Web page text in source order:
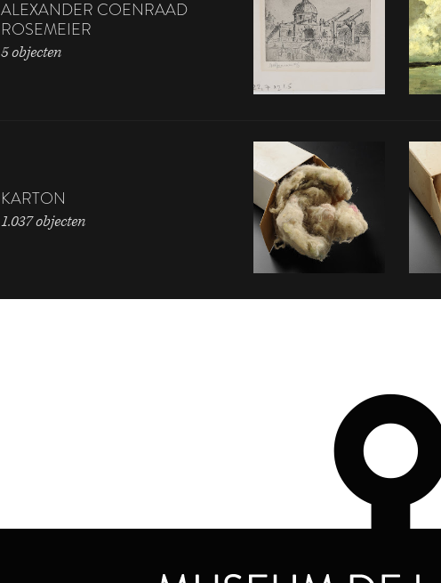
ALEXANDER COENRAAD
ROSEMEIER
5 objecten
KARTON
1.037 objecten